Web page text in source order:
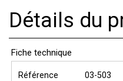
Détails du
Fiche technique
Référence
03-503